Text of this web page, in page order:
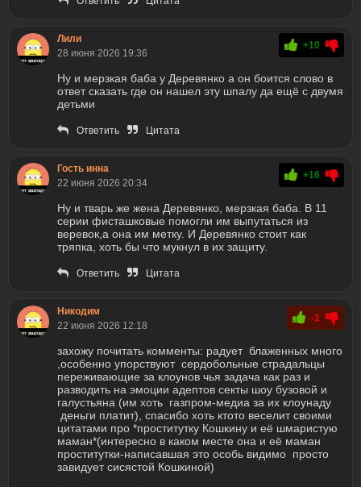
Лили
28 июня 2026 19:36
+10
Ну и мерзкая баба у Деревянко а он боится слово в
ответ сказать где он нашел эту шпалу да ещё с двумя
детьми
Ответить Цитата
Гость инна
22 июня 2026 20:34
+16
Ну и тварь же жена Деревянко, мерзкая баба. В 11
серии фисташковые помогли им выпутаться из
веревок,а она им метку. И Деревянко стоит как
тряпка, хоть бы что мукнул в их защиту.
Ответить Цитата
Никодим
22 июня 2026 12:18
-1
захожу почитать комменты: радует блаженных много
,особенно упорствуют сердобольные страдальцы
переживающие за клоунов чья задача как раз и
разводить на эмоции адептов секты шоу бузовой и
галустьяна (им хоть газпром-медиа за их клоунаду
деньги платит), спасибо хоть ктото веселит своими
цитатами про *проститутку Кошкину и её шмаристую
маман*(интересно в каком месте она и её маман
проститутки-написавшая это особь видимо просто
завидует сисястой Кошкиной)